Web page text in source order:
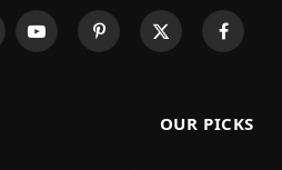
Facebook
X
Pinterest
OUR PICKS